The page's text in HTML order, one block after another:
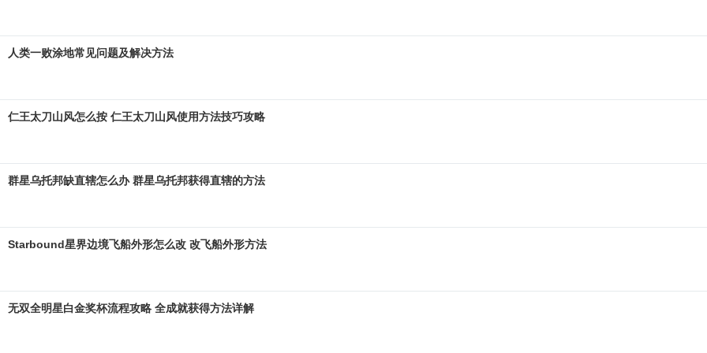
人类一败涂地常见问题及解决方法
仁王太刀山风怎么按 仁王太刀山风使用方法技巧攻略
群星乌托邦缺直辖怎么办 群星乌托邦获得直辖的方法
Starbound星界边境飞船外形怎么改 改飞船外形方法
无双全明星白金奖杯流程攻略 全成就获得方法详解